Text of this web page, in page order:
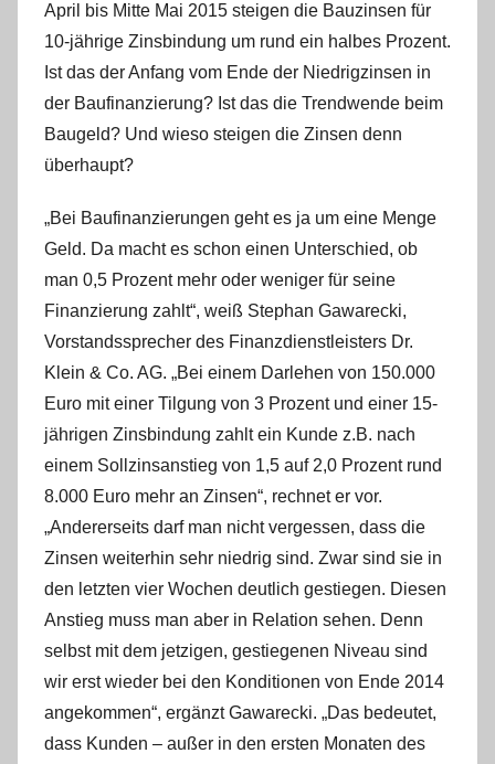
April bis Mitte Mai 2015 steigen die Bauzinsen für
10-jährige Zinsbindung um rund ein halbes Prozent.
Ist das der Anfang vom Ende der Niedrigzinsen in
der Baufinanzierung? Ist das die Trendwende beim
Baugeld? Und wieso steigen die Zinsen denn
überhaupt?
„Bei Baufinanzierungen geht es ja um eine Menge
Geld. Da macht es schon einen Unterschied, ob
man 0,5 Prozent mehr oder weniger für seine
Finanzierung zahlt“, weiß Stephan Gawarecki,
Vorstandssprecher des Finanzdienstleisters Dr.
Klein & Co. AG. „Bei einem Darlehen von 150.000
Euro mit einer Tilgung von 3 Prozent und einer 15-
jährigen Zinsbindung zahlt ein Kunde z.B. nach
einem Sollzinsanstieg von 1,5 auf 2,0 Prozent rund
8.000 Euro mehr an Zinsen“, rechnet er vor.
„Andererseits darf man nicht vergessen, dass die
Zinsen weiterhin sehr niedrig sind. Zwar sind sie in
den letzten vier Wochen deutlich gestiegen. Diesen
Anstieg muss man aber in Relation sehen. Denn
selbst mit dem jetzigen, gestiegenen Niveau sind
wir erst wieder bei den Konditionen von Ende 2014
angekommen“, ergänzt Gawarecki. „Das bedeutet,
dass Kunden – außer in den ersten Monaten des